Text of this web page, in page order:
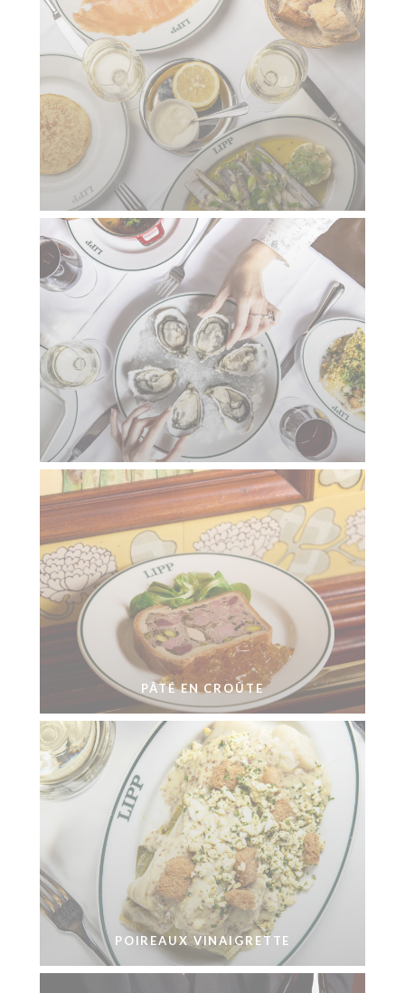
PÂTÉ EN CROÛTE
POIREAUX VINAIGRETTE